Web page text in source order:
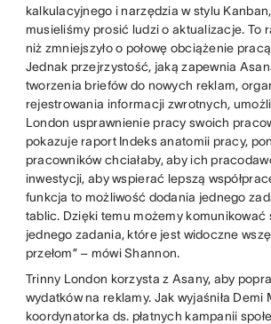
kalkulacyjnego i narzędzia w stylu
musieliśmy prosić ludzi o aktualizacje. To
niż zmniejszyło o połowę obciążenie
Jednak przejrzystość, jaką zapewnia
tworzenia briefów do nowych reklam,
rejestrowania informacji zwrotnych,
London usprawnienie pracy swoich
pokazuje raport Indeks anatomii pracy,
pracowników chciałaby, aby ich
inwestycji, aby wspierać lepszą
funkcja to możliwość dodania jednego
tablic. Dzięki temu możemy komunikować
jednego zadania, które jest widoczne
przełom” – mówi Shannon.
Trinny London korzysta z Asany, aby
wydatków na reklamy. Jak wyjaśniła Demi
koordynatorka ds. płatnych kampanii